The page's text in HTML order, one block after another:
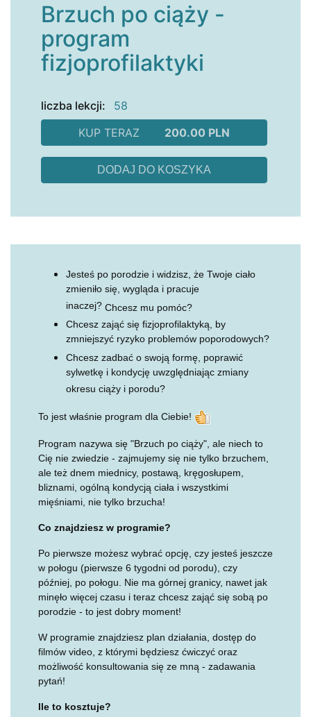
Brzuch po ciąży -
program
fizjoprofilaktyki
liczba lekcji:
58
KUP TERAZ
200.00 PLN
DODAJ DO KOSZYKA
Jesteś po porodzie i widzisz, że Twoje ciało
zmieniło się, wygląda i pracuje
inaczej? Chcesz mu pomóc?
Chcesz zająć się fizjoprofilaktyką, by
zmniejszyć ryzyko problemów poporodowych?
Chcesz zadbać o swoją formę, poprawić
sylwetkę i kondycję uwzględniając zmiany
okresu ciąży i porodu?
To jest właśnie program dla Ciebie!
Program nazywa się "Brzuch po ciąży", ale niech to
Cię nie zwiedzie - zajmujemy się nie tylko brzuchem,
ale też dnem miednicy, postawą, kręgosłupem,
bliznami, ogólną kondycją ciała i wszystkimi
mięśniami, nie tylko brzucha!
Co znajdziesz w programie?
Po pierwsze możesz wybrać opcję, czy jesteś jeszcze
w połogu (pierwsze 6 tygodni od porodu), czy
później, po połogu. Nie ma górnej granicy, nawet jak
minęło więcej czasu i teraz chcesz zająć się sobą po
porodzie - to jest dobry moment!
W programie znajdziesz plan działania, dostęp do
filmów video, z którymi będziesz ćwiczyć oraz
możliwość konsultowania się ze mną - zadawania
pytań!
Ile to kosztuje?